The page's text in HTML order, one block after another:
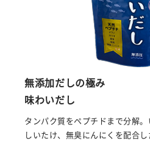
無添加だしの極み
味わいだし
タンパク質をペプチドまで分解。
しいたけ、無臭にんにくを配合